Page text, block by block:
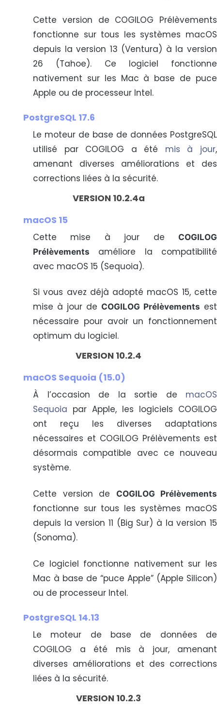
Cette version de COGILOG Prélèvements
fonctionne sur tous les systèmes macOS
depuis la version 13 (Ventura) à la version
26 (Tahoe). Ce logiciel fonctionne
nativement sur les Mac à base de puce
Apple ou de processeur Intel.
PostgreSQL 17.6
Le moteur de base de données PostgreSQL
utilisé par COGILOG a été mis à jour,
amenant diverses améliorations et des
corrections liées à la sécurité.
VERSION 10.2.4a
macOS 15
Cette mise à jour de
COGILOG
Prélèvements
améliore la compatibilité
avec macOS 15 (Sequoia).
Si vous avez déjà adopté macOS 15, cette
mise à jour de COGILOG Prélèvements est
nécessaire pour avoir un fonctionnement
optimum du logiciel.
VERSION 10.2.4
macOS Sequoia (15.0)
À l’occasion de la sortie de macOS
Sequoia par Apple, les logiciels COGILOG
ont reçu les diverses adaptations
nécessaires et COGILOG Prélèvements est
désormais compatible avec ce nouveau
système.
Cette version de COGILOG Prélèvements
fonctionne sur tous les systèmes macOS
depuis la version 11 (Big Sur) à la version 15
(Sonoma).
Ce logiciel fonctionne nativement sur les
Mac à base de “puce Apple” (Apple Silicon)
ou de processeur Intel.
PostgreSQL 14.13
Le moteur de base de données de
COGILOG a été mis à jour, amenant
diverses améliorations et des corrections
liées à la sécurité.
VERSION 10.2.3